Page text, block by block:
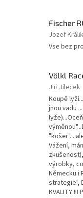
5
hvězdiček.
Fischer
Hodnocení
produktu
z
5
hvězdiček.
Jozef Králik
Vse bez
Völkl
Hodnocení
produktu
je
5
z
5
hvězdiček.
Jiri Jilecek
Koupě
jnou vadu
"košer"...
Vážení,
výrobky,
Německu i
strategie",
KVALITY